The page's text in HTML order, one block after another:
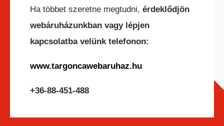
SZEMÉLYEMELŐK
Ha többet szeretne megtudni, érdeklődjön
webáruházunkban vagy lépjen
kapcsolatba velünk telefonon:
www.targoncawebaruhaz.hu
+36-88-451-488